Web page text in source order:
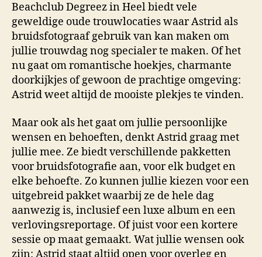
Beachclub Degreez in Heel biedt vele
geweldige oude trouwlocaties waar Astrid als
bruidsfotograaf gebruik van kan maken om
jullie trouwdag nog specialer te maken. Of het
nu gaat om romantische hoekjes, charmante
doorkijkjes of gewoon de prachtige omgeving:
Astrid weet altijd de mooiste plekjes te vinden.
Maar ook als het gaat om jullie persoonlijke
wensen en behoeften, denkt Astrid graag met
jullie mee. Ze biedt verschillende pakketten
voor bruidsfotografie aan, voor elk budget en
elke behoefte. Zo kunnen jullie kiezen voor een
uitgebreid pakket waarbij ze de hele dag
aanwezig is, inclusief een luxe album en een
verlovingsreportage. Of juist voor een kortere
sessie op maat gemaakt. Wat jullie wensen ook